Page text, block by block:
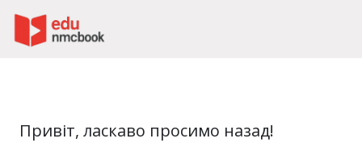
Привіт, ласкаво просимо назад!